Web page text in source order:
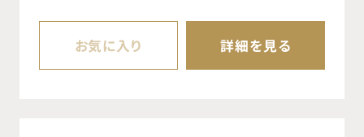
検査活動の調整を担当します。これには、検
査員のトレーニング、在庫ニーズに対応する
お気に入り 詳細を見る